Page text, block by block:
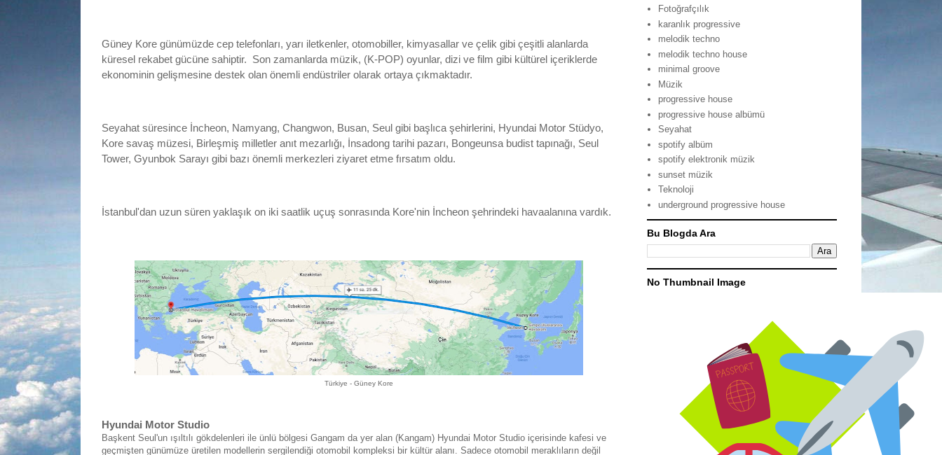
Güney Kore günümüzde cep telefonları, yarı iletkenler, otomobiller, kimyasallar ve çelik gibi çeşitli alanlarda
küresel rekabet gücüne sahiptir. Son zamanlarda müzik, (K-POP) oyunlar, dizi ve film gibi kültürel içeriklerde
ekonominin gelişmesine destek olan önemli endüstriler olarak ortaya çıkmaktadır.
Seyahat süresince İncheon, Namyang, Changwon, Busan, Seul gibi başlıca şehirlerini, Hyundai Motor Stüdyo,
Kore savaş müzesi, Birleşmiş milletler anıt mezarlığı, İnsadong tarihi pazarı, Bongeunsa budist tapınağı, Seul
Tower, Gyunbok Sarayı gibi bazı önemli merkezleri ziyaret etme fırsatım oldu.
İstanbul'dan uzun süren yaklaşık on iki saatlik uçuş sonrasında Kore'nin İncheon şehrindeki havaalanına vardık.
Türkiye - Güney Kore
Hyundai Motor Studio
Başkent Seul'un ışıltılı gökdelenleri ile ünlü bölgesi Gangam da yer alan (Kangam) Hyundai Motor Studio içerisinde kafesi ve
geçmişten günümüze üretilen modellerin sergilendiği otomobil kompleksi bir kültür alanı. Sadece otomobil meraklıların değil
Fotoğrafçılık
karanlık progressive
melodik techno
melodik techno house
minimal groove
Müzik
progressive house
progressive house albümü
Seyahat
spotify albüm
spotify elektronik müzik
sunset müzik
Teknoloji
underground progressive house
Bu Blogda Ara
No Thumbnail Image